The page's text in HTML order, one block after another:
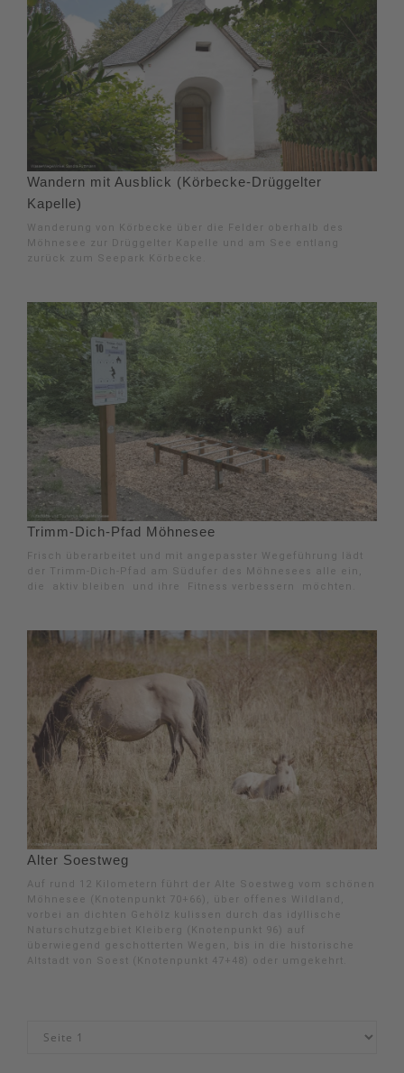
Wandern mit Ausblick (Körbecke-Drüggelter
Kapelle)
Wanderung von Körbecke über die Felder oberhalb des
Möhnesee zur Drüggelter Kapelle und am See entlang
zurück zum Seepark Körbecke.
Trimm-Dich-Pfad Möhnesee
Frisch überarbeitet und mit angepasster Wegeführung lädt
der Trimm-Dich-Pfad am Südufer des Möhnesees alle ein,
die aktiv bleiben und ihre Fitness verbessern möchten.
Alter Soestweg
Auf rund 12 Kilometern führt der Alte Soestweg vom schönen
Möhnesee (Knotenpunkt 70+66), über offenes Wildland,
vorbei an dichten Gehölz kulissen durch das idyllische
Naturschutzgebiet Kleiberg (Knotenpunkt 96) auf
überwiegend geschotterten Wegen, bis in die historische
Altstadt von Soest (Knotenpunkt 47+48) oder umgekehrt.